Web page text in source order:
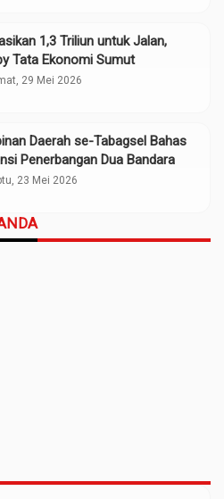
1,3 Triliun untuk Jalan,
Tata Ekonomi Sumut
29 Mei 2026
Daerah se-Tabagsel Bahas
Penerbangan Dua Bandara
23 Mei 2026